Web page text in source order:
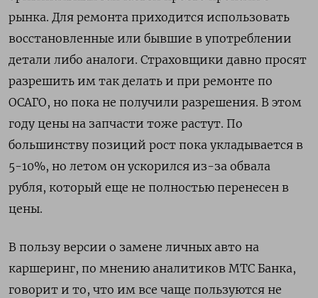
рынка. Для ремонта приходится использовать
восстановленные или бывшие в употреблении
детали либо аналоги. Страховщики давно просят
разрешить им так делать и при ремонте по
ОСАГО, но пока не получили разрешения. В этом
году цены на запчасти тоже растут. По
большинству позиций рост пока укладывается в
5-10%, но летом он ускорился из-за обвала
рубля, который еще не полностью перенесен в
цены.
В пользу версии о замене личных авто на
каршеринг, по мнению аналитиков МТС Банка,
говорит и то, что им все чаще пользуются не